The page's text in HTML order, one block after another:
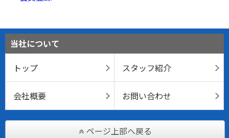
当社について
トップ
スタッフ紹介
会社概要 お問い合わせ
ページ上部へ戻る